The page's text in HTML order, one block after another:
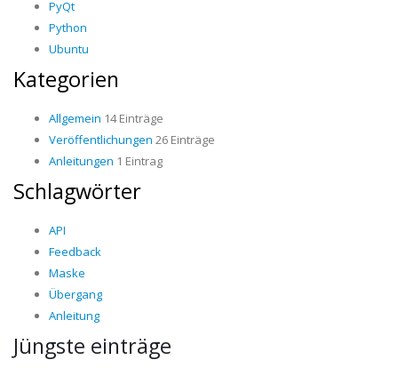
PyQt
Python
Ubuntu
Kategorien
Allgemein 14 Einträge
Veröffentlichungen 26 Einträge
Anleitungen 1 Eintrag
Schlagwörter
API
Feedback
Maske
Übergang
Anleitung
Jüngste einträge